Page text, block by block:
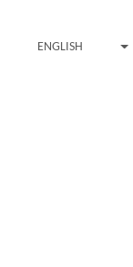
ENGLISH